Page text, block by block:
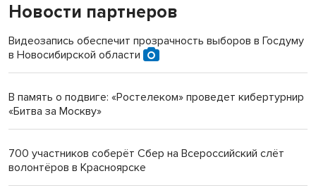
«Мы живём на пастбище!»: в новосибирском селе лошади
терроризируют жителей
Инвалид получил условный срок за избиение врачей
Новосибирский преподаватель с женой вошли в топ-16
Обновлённое отделение ВТБ открылось в Искитиме
Новости партнеров
Видеозапись обеспечит прозрачность выборов в Госдуму
в Новосибирской области
В память о подвиге: «Ростелеком» проведет кибертурнир
«Битва за Москву»
700 участников соберёт Сбер на Всероссийский слёт
волонтёров в Красноярске